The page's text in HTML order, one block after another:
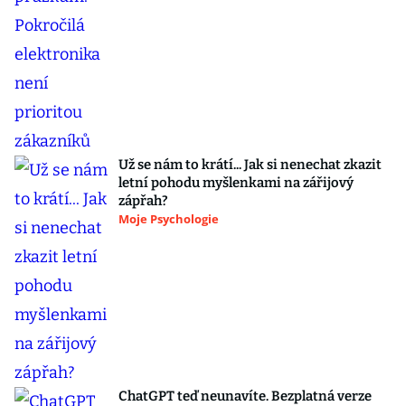
Už se nám to krátí... Jak si nenechat zkazit
letní pohodu myšlenkami na zářijový
zápřah?
Moje Psychologie
ChatGPT teď neunavíte. Bezplatná verze